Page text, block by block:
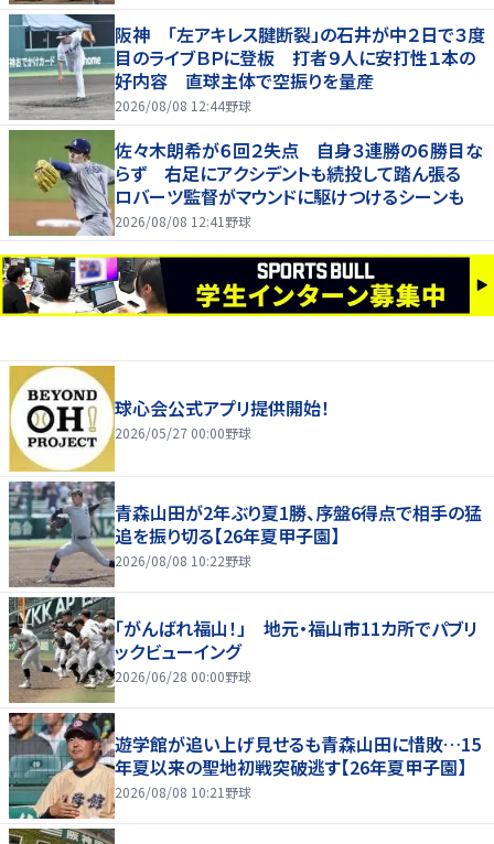
阪神 「左アキレス腱断裂」の石井が中２日で３度
目のライブＢＰに登板 打者９人に安打性１本の
好内容 直球主体で空振りを量産
2026/08/08 12:44野球
佐々木朗希が６回２失点 自身３連勝の６勝目な
らず 右足にアクシデントも続投して踏ん張る
ロバーツ監督がマウンドに駆けつけるシーンも
2026/08/08 12:41 野球
球心会公式アプリ提供開始！
2026/05/27 00:00野球
青森山田が2年ぶり夏1勝、序盤6得点で相手の猛
追を振り切る【26年夏甲子園】
2026/08/08 10:22野球
「がんばれ福山！」 地元・福山市11カ所でパブリ
ックビューイング
2026/06/28 00:00野球
遊学館が追い上げ見せるも青森山田に惜敗…15
年夏以来の聖地初戦突破逃す【26年夏甲子園】
2026/08/08 10:21 野球